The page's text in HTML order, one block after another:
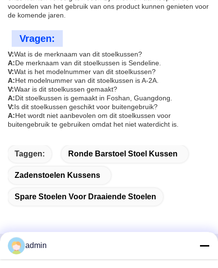
voordelen van het gebruik van ons product kunnen genieten voor
de komende jaren.
Vragen:
V:Wat is de merknaam van dit stoelkussen?
A:De merknaam van dit stoelkussen is Sendeline.
V:Wat is het modelnummer van dit stoelkussen?
A:Het modelnummer van dit stoelkussen is A-2A.
V:Waar is dit stoelkussen gemaakt?
A:Dit stoelkussen is gemaakt in Foshan, Guangdong.
V:Is dit stoelkussen geschikt voor buitengebruik?
A:Het wordt niet aanbevolen om dit stoelkussen voor
buitengebruik te gebruiken omdat het niet waterdicht is.
Taggen: Ronde Barstoel Stoel Kussen
Zadenstoelen Kussens
Spare Stoelen Voor Draaiende Stoelen
Snel contact
admin